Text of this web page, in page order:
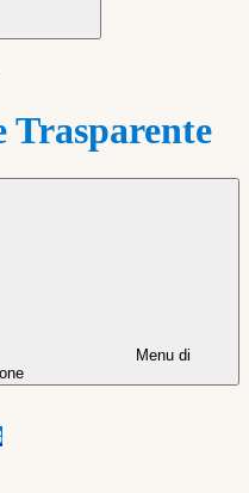
Menu di